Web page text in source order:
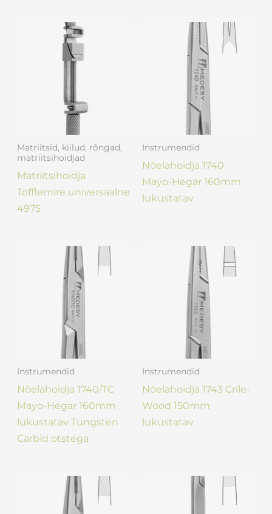
Matriitsid, kiilud, rõngad,
matriitsihoidjad
Matriitsihoidja
Tofflemire universaalne
4975
Instrumendid
Nõelahoidja 1740
Mayo-Hegar 160mm
lukustatav
Instrumendid
Nõelahoidja 1740/TC
Mayo-Hegar 160mm
lukustatav Tungsten
Carbid otstega
Instrumendid
Nõelahoidja 1743 Crile-
Wood 150mm
lukustatav